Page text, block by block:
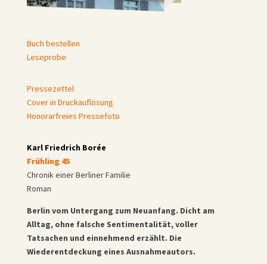
Buch bestellen
Leseprobe
Pressezettel
Cover in Druckauflösung
Honorarfreies Pressefoto
Karl Friedrich Borée
Frühling 45
Chronik einer Berliner Familie
Roman
Berlin vom Untergang zum Neuanfang. Dicht am
Alltag, ohne falsche Sentimentalität, voller
Tatsachen und einnehmend erzählt. Die
Wiederentdeckung eines Ausnahmeautors.